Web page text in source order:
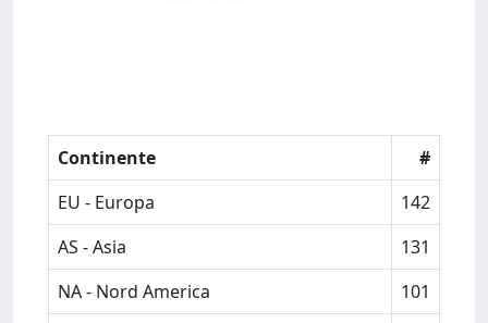
Continente
#
EU - Europa
142
AS - Asia
131
NA - Nord America
101